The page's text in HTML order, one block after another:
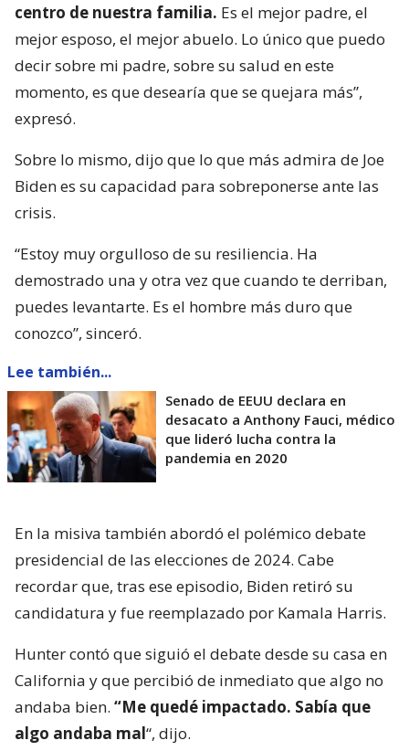
centro de nuestra familia. Es el mejor padre, el
mejor esposo, el mejor abuelo. Lo único que puedo
decir sobre mi padre, sobre su salud en este
momento, es que desearía que se quejara más”,
expresó.
Sobre lo mismo, dijo que lo que más admira de Joe
Biden es su capacidad para sobreponerse ante las
crisis.
“Estoy muy orgulloso de su resiliencia. Ha
demostrado una y otra vez que cuando te derriban,
puedes levantarte. Es el hombre más duro que
conozco”, sinceró.
Lee también...
Senado de EEUU declara en
desacato a Anthony Fauci, médico
que lideró lucha contra la
pandemia en 2020
En la misiva también abordó el polémico debate
presidencial de las elecciones de 2024. Cabe
recordar que, tras ese episodio, Biden retiró su
candidatura y fue reemplazado por Kamala Harris.
Hunter contó que siguió el debate desde su casa en
California y que percibió de inmediato que algo no
andaba bien. “Me quedé impactado. Sabía que
algo andaba mal“, dijo.